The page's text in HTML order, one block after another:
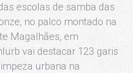
escolas de samba das
no palco montado na
Magalhães, em
vai destacar 123 garis
urbana na